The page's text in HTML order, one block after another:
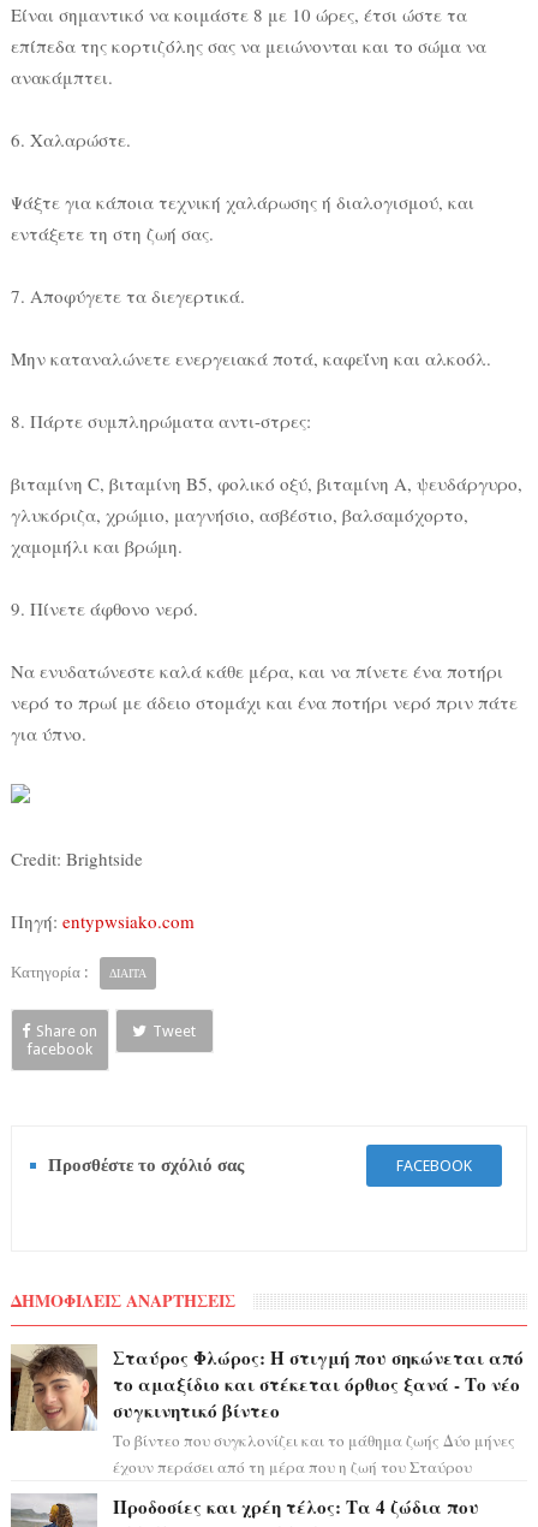
Είναι σημαντικό να κοιμάστε 8 με 10 ώρες, έτσι ώστε τα
επίπεδα της κορτιζόλης σας να μειώνονται και το σώμα να
ανακάμπτει.
6. Χαλαρώστε.
Ψάξτε για κάποια τεχνική χαλάρωσης ή διαλογισμού, και
εντάξετε τη στη ζωή σας.
7. Αποφύγετε τα διεγερτικά.
Μην καταναλώνετε ενεργειακά ποτά, καφεΐνη και αλκοόλ.
8. Πάρτε συμπληρώματα αντι-στρες:
βιταμίνη C, βιταμίνη Β5, φολικό οξύ, βιταμίνη Α, ψευδάργυρο,
γλυκόριζα, χρώμιο, μαγνήσιο, ασβέστιο, βαλσαμόχορτο,
χαμομήλι και βρώμη.
9. Πίνετε άφθονο νερό.
Να ενυδατώνεστε καλά κάθε μέρα, και να πίνετε ένα ποτήρι
νερό το πρωί με άδειο στομάχι και ένα ποτήρι νερό πριν πάτε
για ύπνο.
Credit: Brightside
Πηγή: entypwsiako.com
Κατηγορία : ΔΙΑΙΤΑ
Share on
facebook
Tweet
Προσθέστε το σχόλιό σας FACEBOOK
ΔΗΜΟΦΙΛΕΙΣ ΑΝΑΡΤΗΣΕΙΣ
Σταύρος Φλώρος: Η στιγμή που σηκώνεται από
το αμαξίδιο και στέκεται όρθιος ξανά - Το νέο
συγκινητικό βίντεο
Το βίντεο που συγκλονίζει και το μάθημα ζωής Δύο μήνες
έχουν περάσει από τη μέρα που η ζωή του Σταύρου
Προδοσίες και χρέη τέλος: Τα 4 ζώδια που